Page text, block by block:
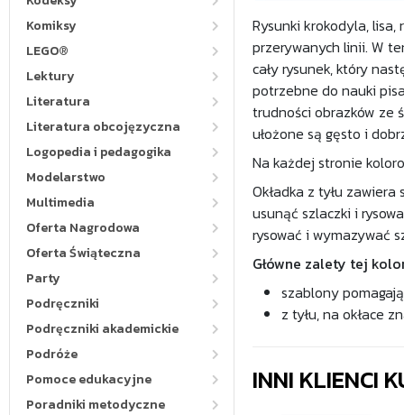
Komiksy
LEGO®
Lektury
Literatura
Literatura obcojęzyczna
Logopedia i pedagogika
Modelarstwo
Multimedia
Oferta Nagrodowa
Oferta Świąteczna
Party
Podręczniki
Podręczniki akademickie
Podróże
Pomoce edukacyjne
Poradniki metodyczne
Rysunki krokodyla,
przerywanych linii. W
cały rysunek, który
potrzebne do nauki
trudności obrazków ze
ułożone są gęsto i
Na każdej stronie
Okładka z tyłu
usunąć szlaczki i
rysować i wymazywać
Główne zalety tej
szablony
z tyłu, na okłace
INNI KLIENCI